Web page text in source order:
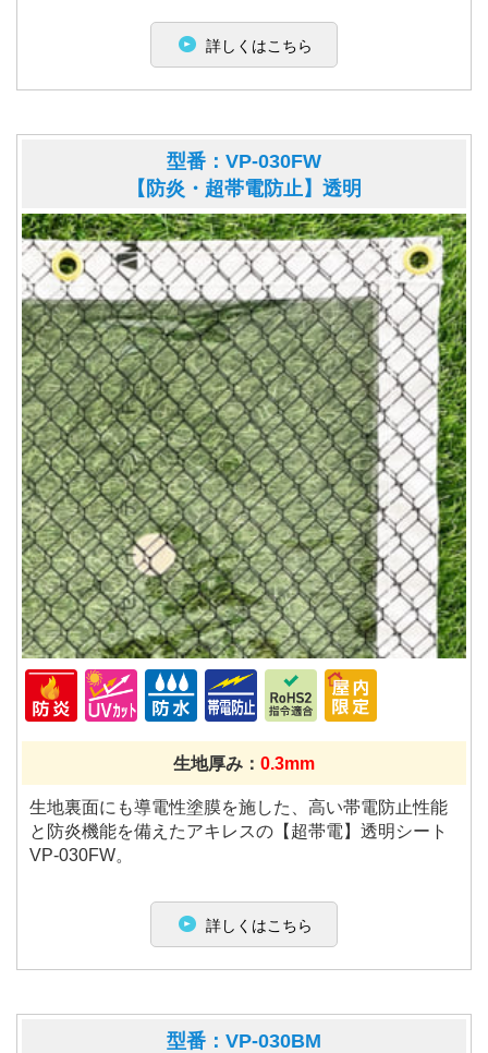
詳しくはこちら
型番：VP-030FW
【防炎・超帯電防止】透明
生地厚み： 0.3mm
生地裏面にも導電性塗膜を施した、高い帯電防止性能
と防炎機能を備えたアキレスの【超帯電】透明シート
VP-030FW。
詳しくはこちら
型番：VP-030BM